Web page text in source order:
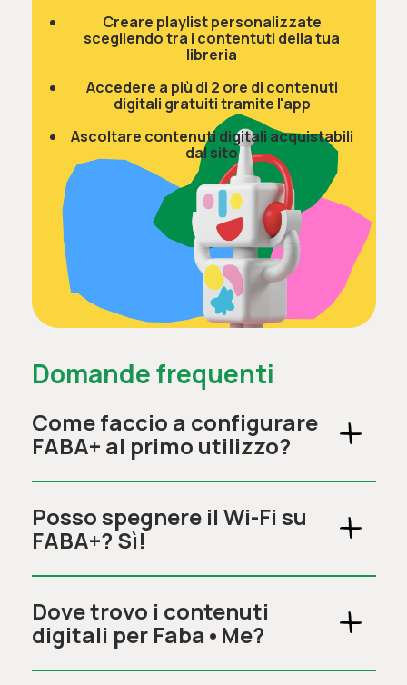
Creare playlist personalizzate
scegliendo tra i contentuti della tua
libreria
Accedere a più di 2 ore di contenuti
digitali gratuiti tramite l'app
Ascoltare contenuti digitali acquistabili
dal sito
Domande frequenti
Come faccio a configurare
FABA+ al primo utilizzo?
Posso spegnere il Wi-Fi su
FABA+? Sì!
Dove trovo i contenuti
digitali per Faba•Me?